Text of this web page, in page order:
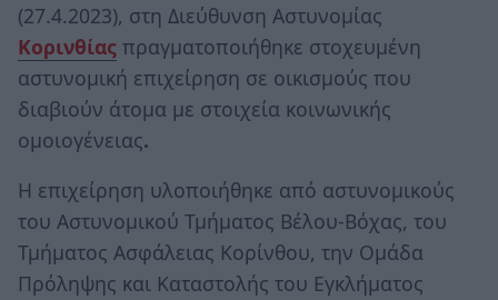
(27.4.2023), στη Διεύθυνση Αστυνομίας
Κορινθίας πραγματοποιήθηκε στοχευμένη
αστυνομική επιχείρηση σε οικισμούς που
διαβιούν άτομα με στοιχεία κοινωνικής
ομοιογένειας.
Η επιχείρηση υλοποιήθηκε από αστυνομικούς
του Αστυνομικού Τμήματος Βέλου-Βόχας, του
Τμήματος Ασφάλειας Κορίνθου, την Ομάδα
Πρόληψης και Καταστολής του Εγκλήματος